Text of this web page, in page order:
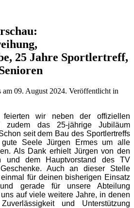
25 Jahre Sportlertreff,
am 09. August 2024. Veröffentlicht in
wir neben der offiziellen
zudem das 25-jährige Jubiläum
seit dem Bau des Sportlertreffs
gute Seele Jürgen Ermes um alle
Als Dank erhielt Jürgen von den
und dem Hauptvorstand des TV
Auch an dieser Stelle
für deinen bisherigen Einsatz
gerade für unsere Abteilung
auf viele weitere Jahre, in denen
und Unterstützung